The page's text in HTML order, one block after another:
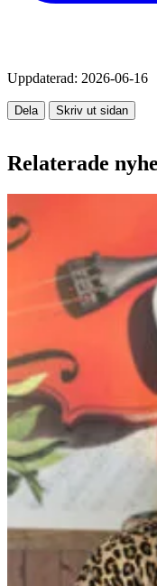
Uppdaterad: 2026-06-16
Dela Skriv ut sidan
Relaterade